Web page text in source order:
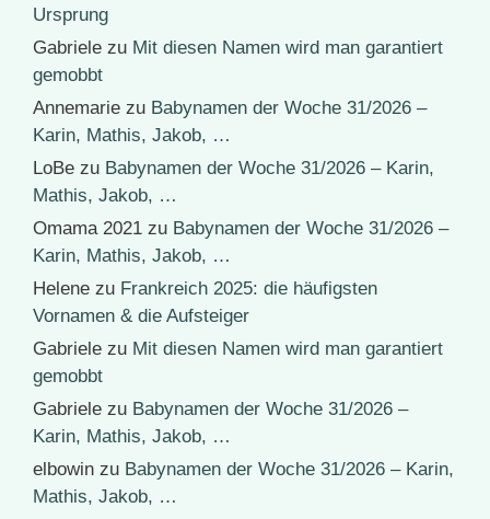
Ursprung
Gabriele zu Mit diesen Namen wird man garantiert
gemobbt
Annemarie zu Babynamen der Woche 31/2026 –
Karin, Mathis, Jakob, …
LoBe zu Babynamen der Woche 31/2026 – Karin,
Mathis, Jakob, …
Omama 2021 zu Babynamen der Woche 31/2026 –
Karin, Mathis, Jakob, …
Helene zu Frankreich 2025: die häufigsten
Vornamen & die Aufsteiger
Gabriele zu Mit diesen Namen wird man garantiert
gemobbt
Gabriele zu Babynamen der Woche 31/2026 –
Karin, Mathis, Jakob, …
elbowin zu Babynamen der Woche 31/2026 – Karin,
Mathis, Jakob, …